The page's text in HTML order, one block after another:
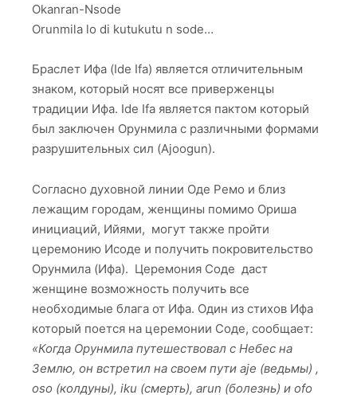
Okanran-Nsode
Orunmila lo di kutukutu n sode…
Браслет Ифа (Ide Ifa) является отличительным
знаком, который носят все приверженцы
традиции Ифа. Ide Ifa является пактом который
был заключен Орунмила с различными формами
разрушительных сил (Ajoogun).
Согласно духовной линии Оде Ремо и близ
лежащим городам, женщины помимо Ориша
инициаций, Ийями, могут также пройти
церемонию Исоде и получить покровительство
Орунмила (Ифа). Церемония Соде даст
женщине возможность получить все
необходимые блага от Ифа. Один из стихов Ифа
который поется на церемонии Соде, сообщает:
«Когда Орунмила путешествовал с Небес на
Землю, он встретил на своем пути aje (ведьмы) ,
oso (колдуны), iku (смерть), arun (болезнь) и ofo